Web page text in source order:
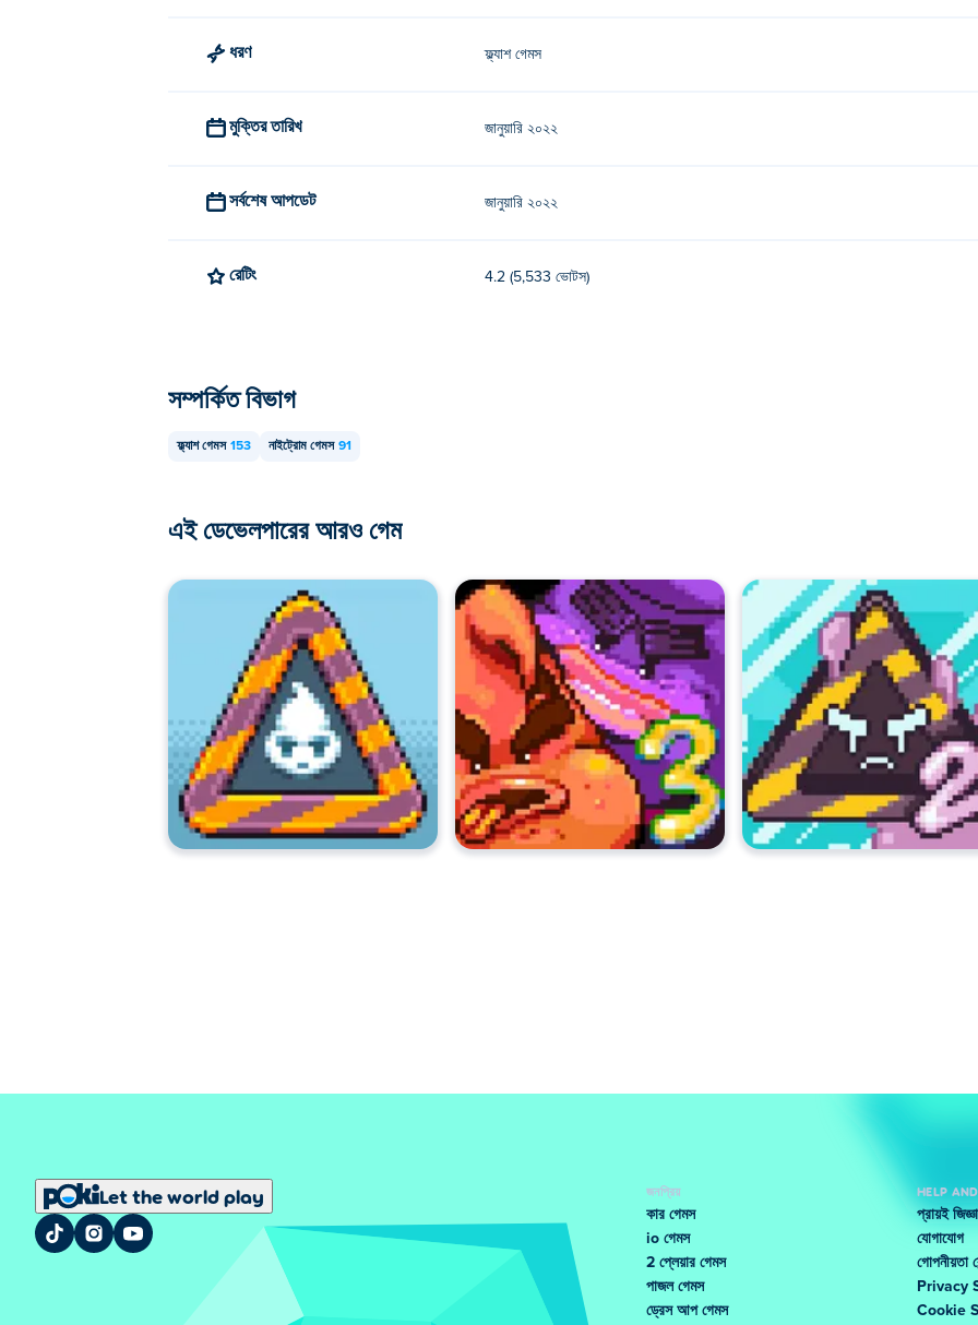
ধরণ ফ্ল্যাশ গেমস
মুক্তির তারিখ জানুয়ারি ২০২২
সর্বশেষ আপডেট জানুয়ারি ২০২২
রেটিং 4.2 (5,533 ভোটস)
সম্পর্কিত বিভাগ
ফ্ল্যাশ গেমস 153 নাইট্রোম গেমস 91
এই ডেভেলপারের আরও গেম
Let the world play
জনপ্রিয়
কার গেমস
io গেমস
2 প্লেয়ার গেমস
পাজল গেমস
ড্রেস আপ গেমস
HELP
প্রায়ই
যোগাযোগ
গোপনীয়তা
Privacy
Cookie